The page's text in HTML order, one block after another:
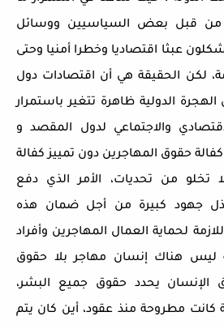
قبل بعض السياسيين ووسائل
عبثا اقتصاديا وخطرا أمنيا وحتى
لكن الحقيقة هي أن اقتصادات دول
الدولية ظاهرة تتغير باستمرار
والاجتماعي لدول المقصد و
حقوق المهاجرين دون تمييز كفالة
تخلو من تحديات، الأمر الذي دفع
بذل جهود كبيرة من أجل ضمان هذه
لحماية العمال المهاجرين وأفراد
ليس هناك إنسان مهاجر بلا حقوق
الإنسان يحدد حقوق جميع البشر،
كانت مطروحة منذ عقود، أين كان يتم